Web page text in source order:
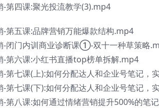
第四课:聚光投流教学(3).mp4
第五课:品牌营销万能爆款结构.mp4
-闭门内训商业诊断课①-双十一种草策略
-第六课:小红书直播top榜单拆解.mp4
第七课(上):如何分配达人和企业号笔记，
第七课(下):如何分配达人和企业号笔记，
第八课:如何通过情绪营销提升500%的笔